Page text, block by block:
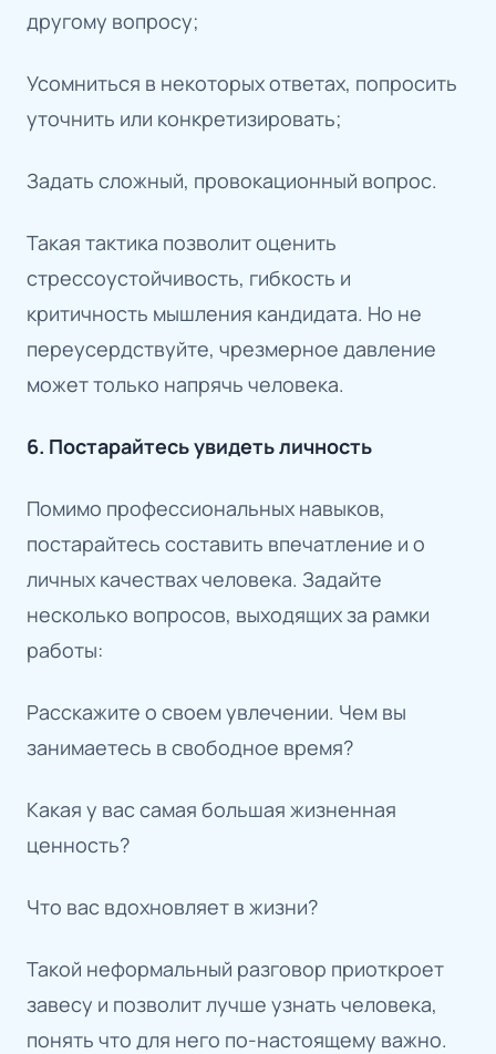
другому вопросу;
Усомниться в некоторых ответах, попросить
уточнить или конкретизировать;
Задать сложный, провокационный вопрос.
Такая тактика позволит оценить
стрессоустойчивость, гибкость и
критичность мышления кандидата. Но не
переусердствуйте, чрезмерное давление
может только напрячь человека.
6. Постарайтесь увидеть личность
Помимо профессиональных навыков,
постарайтесь составить впечатление и о
личных качествах человека. Задайте
несколько вопросов, выходящих за рамки
работы:
Расскажите о своем увлечении. Чем вы
занимаетесь в свободное время?
Какая у вас самая большая жизненная
ценность?
Что вас вдохновляет в жизни?
Такой неформальный разговор приоткроет
завесу и позволит лучше узнать человека,
понять что для него по-настоящему важно.